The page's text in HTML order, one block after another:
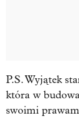
P.S. Wyjątek
która w
swoimi